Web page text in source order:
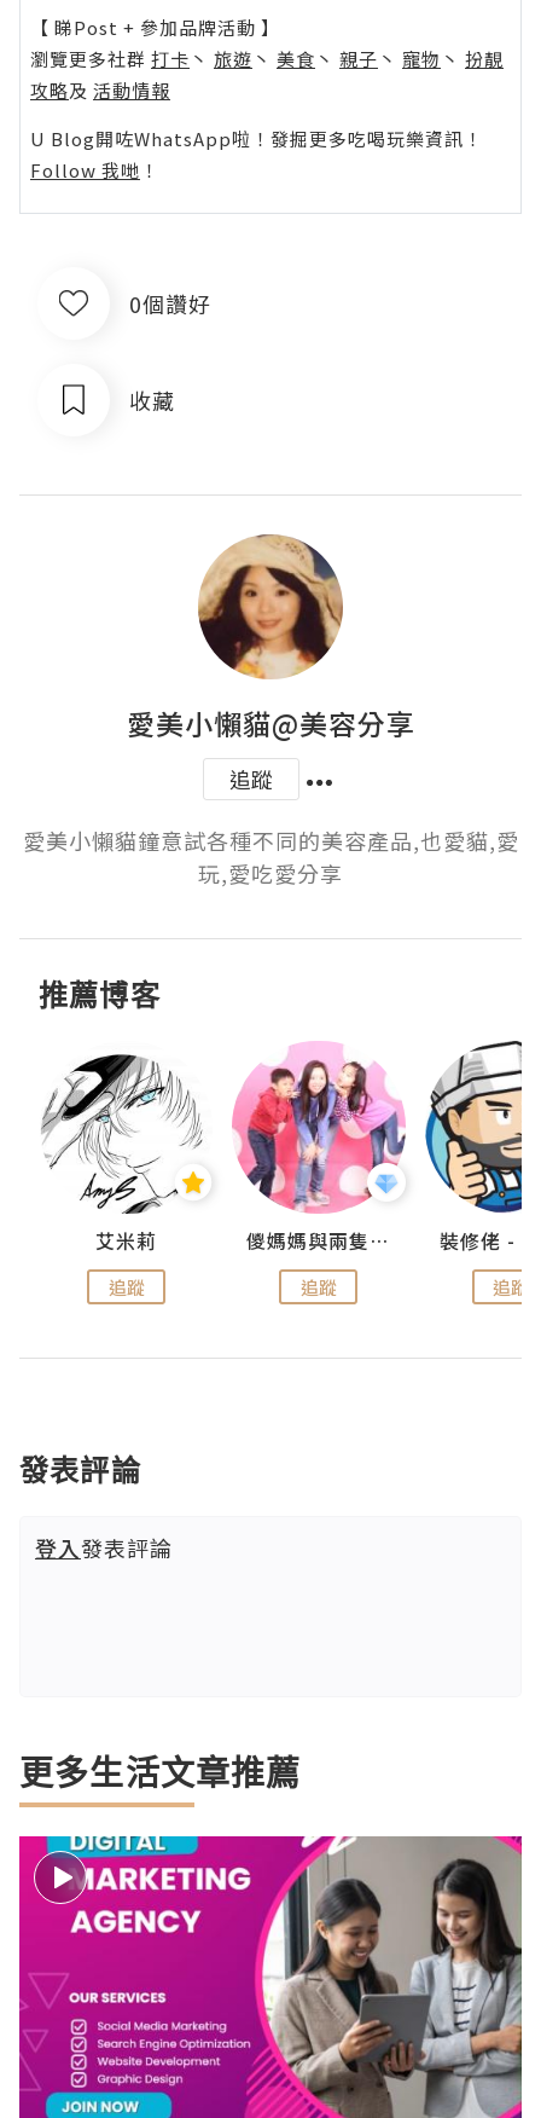
【 睇Post + 參加品牌活動 】
瀏覽更多社群 打卡 丶 旅遊 丶 美食 丶 親子 丶 寵物 丶 扮靚
攻略及 活動情報
U Blog開咗WhatsApp啦！發掘更多吃喝玩樂資訊！
Follow 我哋 ！
0個讚好
收藏
愛美小懶貓@美容分享
追蹤
愛美小懶貓鐘意試各種不同的美容產品,也愛貓,愛
玩,愛吃愛分享
推薦博客
艾米莉
追蹤
儍媽媽與兩隻小魔怪之家
追蹤 追蹤
發表評論
登入發表評論
更多生活文章推薦